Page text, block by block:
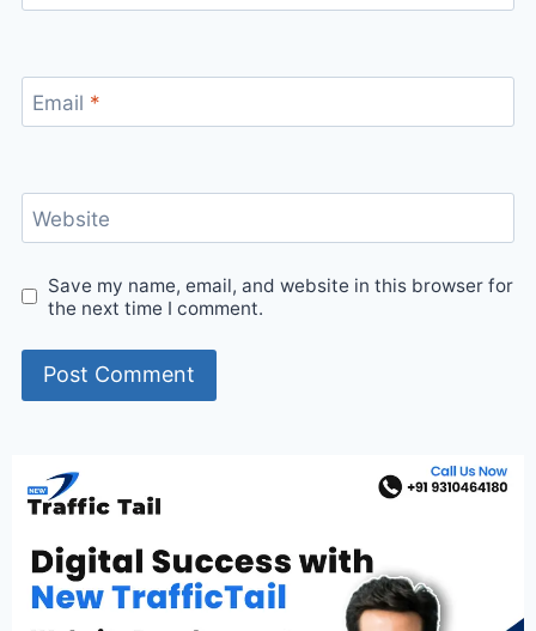
Email *
Website
Save my name, email, and website in this browser for
the next time I comment.